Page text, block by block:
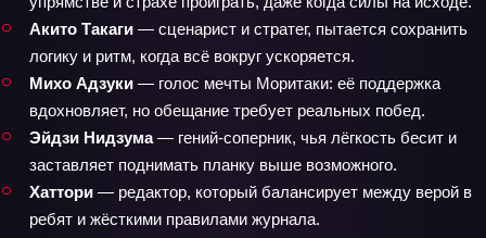
Акито Такаги — сценарист и стратег, пытается сохранить
логику и ритм, когда всё вокруг ускоряется.
Михо Адзуки — голос мечты Моритаки: её поддержка
вдохновляет, но обещание требует реальных побед.
Эйдзи Нидзума— гений‑соперник, чья лёгкость бесит и
заставляет поднимать планку выше возможного.
Хаттори — редактор, который балансирует между верой в
ребят и жёсткими правилами журнала.